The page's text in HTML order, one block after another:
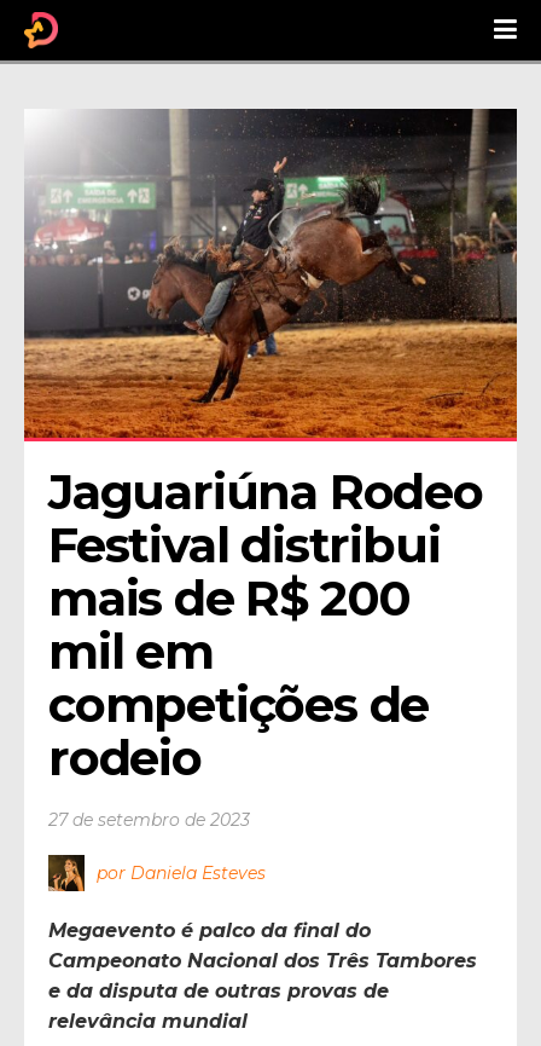
Jaguariúna Rodeo
Festival distribui
mais de R$ 200
mil em
competições de
rodeio
27 de setembro de 2023
por Daniela Esteves
Megaevento é palco da final do
Campeonato Nacional dos Três Tambores
e da disputa de outras provas de
relevância mundial